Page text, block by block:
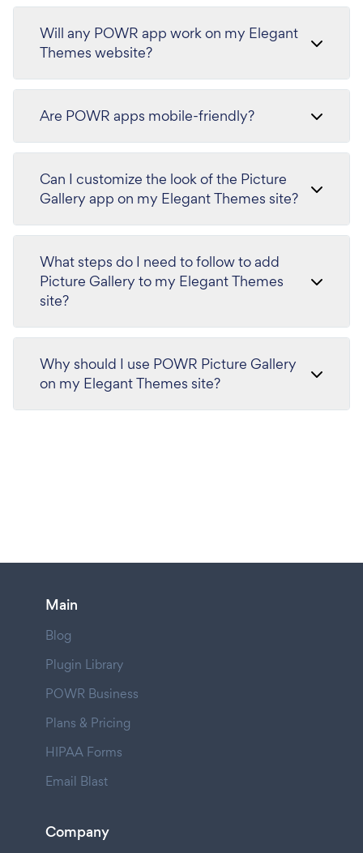
Will any POWR app work on my Elegant
Themes website?
Are POWR apps mobile-friendly?
Can I customize the look of the Picture
Gallery app on my Elegant Themes site?
What steps do I need to follow to add
Picture Gallery to my Elegant Themes
site?
Why should I use POWR Picture Gallery
on my Elegant Themes site?
Main
Blog
Plugin Library
POWR Business
Plans & Pricing
HIPAA Forms
Email Blast
Company